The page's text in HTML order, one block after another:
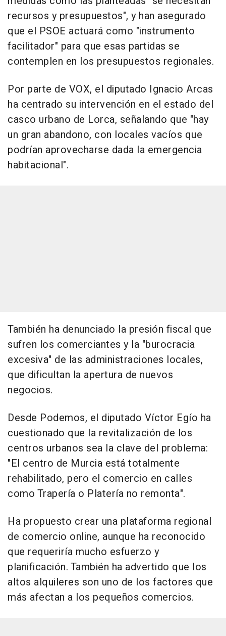
recursos y presupuestos", y han asegurado
que el PSOE actuará como "instrumento
facilitador" para que esas partidas se
contemplen en los presupuestos regionales.
Por parte de VOX, el diputado Ignacio Arcas
ha centrado su intervención en el estado del
casco urbano de Lorca, señalando que "hay
un gran abandono, con locales vacíos que
podrían aprovecharse dada la emergencia
habitacional".
También ha denunciado la presión fiscal que
sufren los comerciantes y la "burocracia
excesiva" de las administraciones locales,
que dificultan la apertura de nuevos
negocios.
Desde Podemos, el diputado Víctor Egío ha
cuestionado que la revitalización de los
centros urbanos sea la clave del problema:
"El centro de Murcia está totalmente
rehabilitado, pero el comercio en calles
como Trapería o Platería no remonta".
Ha propuesto crear una plataforma regional
de comercio online, aunque ha reconocido
que requeriría mucho esfuerzo y
planificación. También ha advertido que los
altos alquileres son uno de los factores que
más afectan a los pequeños comercios.